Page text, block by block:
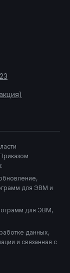
для ЭВМ и
для ЭВМ,
данных,
и связанная с